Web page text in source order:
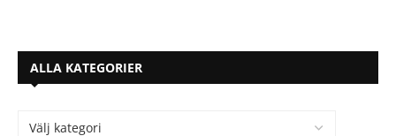
ALLA KATEGORIER